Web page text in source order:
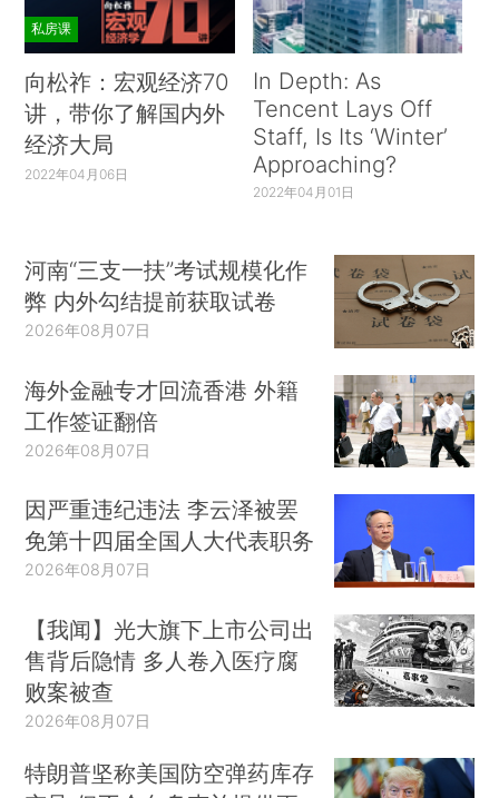
私房课
向松祚：宏观经济70
讲，带你了解国内外
经济大局
2022年04月06日
In Depth: As
Tencent Lays Off
Staff, Is Its ‘Winter’
Approaching?
2022年04月01日
河南“三支一扶”考试规模化作
弊 内外勾结提前获取试卷
2026年08月07日
海外金融专才回流香港 外籍
工作签证翻倍
2026年08月07日
因严重违纪违法 李云泽被罢
免第十四届全国人大代表职务
2026年08月07日
【我闻】光大旗下上市公司出
售背后隐情 多人卷入医疗腐
败案被查
2026年08月07日
特朗普坚称美国防空弹药库存